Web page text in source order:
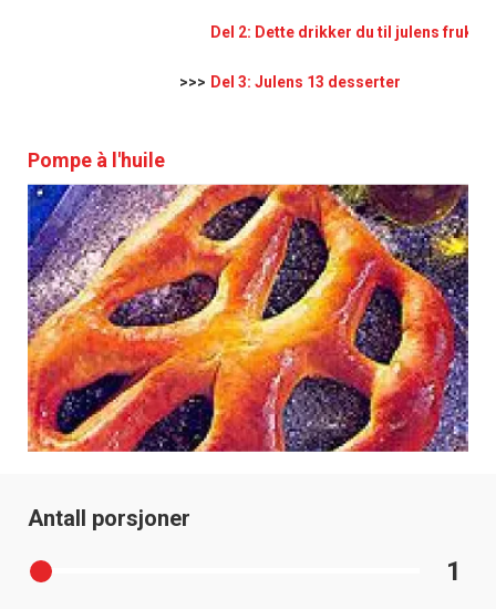
Del 2: Dette drikker du til julens frukter
>>> Del 3: Julens 13 desserter
Pompe à l'huile
Antall porsjoner
1